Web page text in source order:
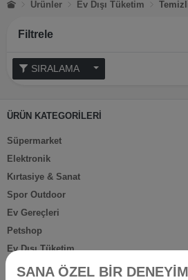
Ürünler Ev Dışı Tüketim
Filtrele
ÜRÜN KATEGORİLERİ
Süpermarket
Elektronik
Kırtasiye & Sanat
Spor Outdoor
Ev Gereçleri
Petshop
Ev Dışı Tüketim
Kişisel Bakım
SANA ÖZEL BİR